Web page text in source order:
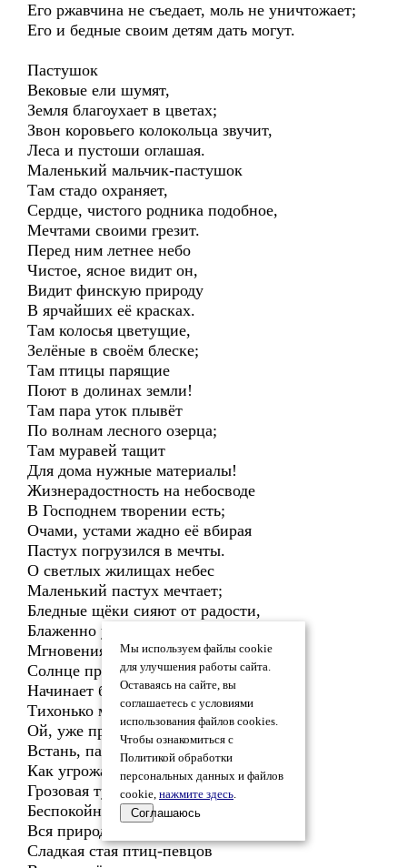
Его ржавчина не съедает, моль не уничтожает;
Его и бедные своим детям дать могут.
Пастушок
Вековые ели шумят,
Земля благоухает в цветах;
Звон коровьего колокольца звучит,
Леса и пустоши оглашая.
Маленький мальчик-пастушок
Там стадо охраняет,
Сердце, чистого родника подобное,
Мечтами своими грезит.
Перед ним летнее небо
Чистое, ясное видит он,
Видит финскую природу
В ярчайших её красках.
Там колосья цветущие,
Зелёные в своём блеске;
Там птицы парящие
Поют в долинах земли!
Там пара уток плывёт
По волнам лесного озерца;
Там муравей тащит
Для дома нужные материалы!
Жизнерадостность на небосводе
В Господнем творении есть;
Очами, устами жадно её вбирая
Пастух погрузился в мечты.
О светлых жилищах небес
Маленький пастух мечтает;
Бледные щёки сияют от радости,
Блаженно улыбаются уста.
Мгновения проносятся. С небес
Солнце прячется в тучу;
Начинает бушевать сила бури,
Тихонько молния блещет.
Ой, уже просыпайся от дрёмы,
Встань, пастух, посмотри,
Как угрожающе чёрная
Грозовая туча покрывает землю!
Беспокойно мычит стадо,
Вся природа вздыхает;
Сладкая стая птиц-певцов
Мы используем файлы cookie
для улучшения работы сайта.
Оставаясь на сайте, вы
соглашаетесь с условиями
использования файлов cookies.
Чтобы ознакомиться с
Политикой обработки
персональных данных и файлов
cookie, нажмите здесь.
Соглашаюсь